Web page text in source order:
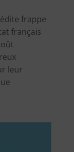
frappe
français
leur